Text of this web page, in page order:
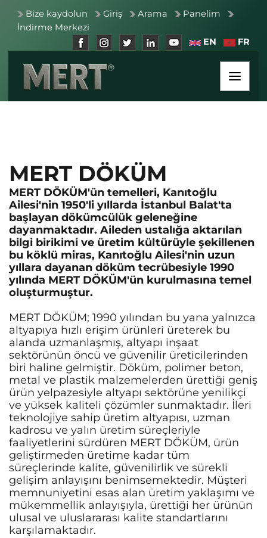
Bize kaydolun Giriş Arama
Panelim
İndirme Merkezi
EN
FR
MERT DÖKÜM
MERT DÖKÜM'ün temelleri, Kanıtoğlu
Ailesi'nin 1950'li yıllarda İstanbul Balat'ta
başlayan dökümcülük geleneğine
dayanmaktadır. Aileden ustalığa aktarılan
bilgi birikimi ve üretim kültürüyle şekillenen
bu köklü miras, Kanıtoğlu Ailesi'nin uzun
yıllara dayanan döküm tecrübesiyle 1990
yılında MERT DÖKÜM'ün kurulmasına temel
oluşturmuştur.
MERT DÖKÜM; 1990 yılından bu yana yalnızca
altyapıya hızlı erişim ürünleri üreterek bu
alanda uzmanlaşmış, altyapı inşaat
sektörünün öncü ve güvenilir üreticilerinden
biri haline gelmiştir. Döküm, polimer beton,
metal ve plastik malzemelerden ürettiği geniş
ürün yelpazesiyle altyapı sektörüne yenilikçi
ve yüksek kaliteli çözümler sunmaktadır. İleri
teknolojiye sahip üretim altyapısı, uzman
kadrosu ve yalın üretim süreçleriyle
faaliyetlerini sürdüren MERT DÖKÜM, ürün
geliştirmeden üretime kadar tüm
süreçlerinde kalite, güvenilirlik ve sürekli
gelişim anlayışını benimsemektedir. Müşteri
memnuniyetini esas alan üretim yaklaşımı ve
mükemmellik anlayışıyla, ürettiği her ürünün
ulusal ve uluslararası kalite standartlarını
karşılamaktadır.